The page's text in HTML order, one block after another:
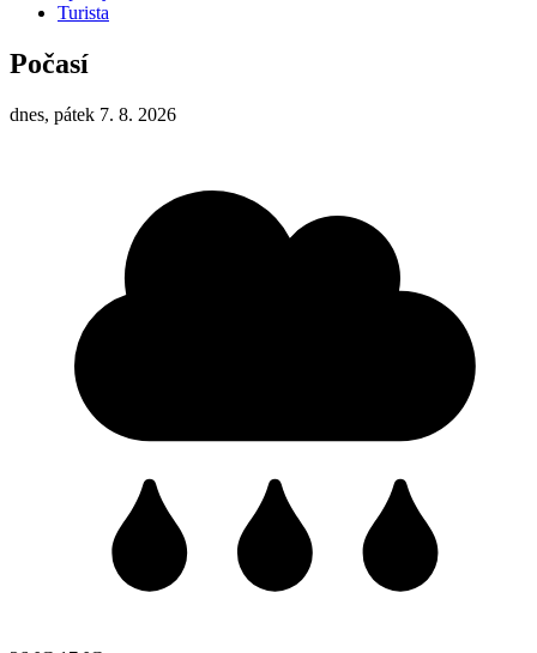
Turista
Počasí
dnes, pátek 7. 8. 2026